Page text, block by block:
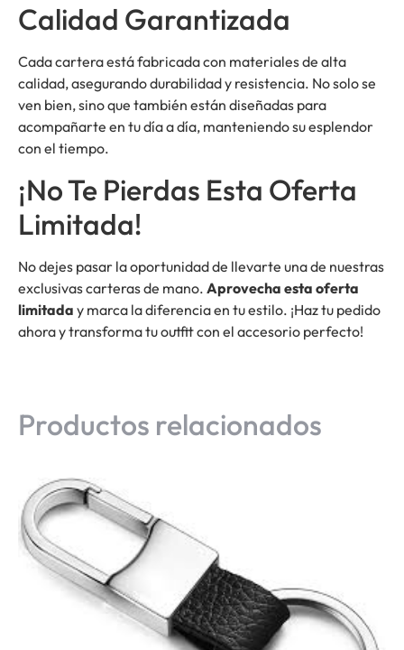
Calidad Garantizada
Cada cartera está fabricada con materiales de alta
calidad, asegurando durabilidad y resistencia. No solo se
ven bien, sino que también están diseñadas para
acompañarte en tu día a día, manteniendo su esplendor
con el tiempo.
¡No Te Pierdas Esta Oferta
Limitada!
No dejes pasar la oportunidad de llevarte una de nuestras
exclusivas carteras de mano. Aprovecha esta oferta
limitada y marca la diferencia en tu estilo. ¡Haz tu pedido
ahora y transforma tu outfit con el accesorio perfecto!
Productos relacionados